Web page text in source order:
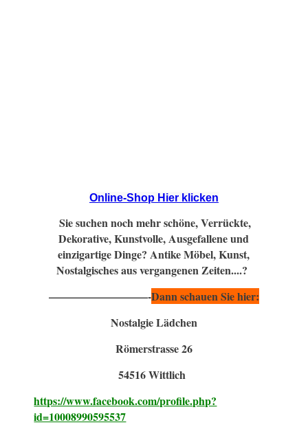
Online-Shop Hier klicken
Sie suchen noch mehr schöne, Verrückte,
Dekorative, Kunstvolle, Ausgefallene und
einzigartige Dinge? Antike Möbel, Kunst,
Nostalgisches aus vergangenen Zeiten....?
—————————-Dann schauen Sie hier:
Nostalgie Lädchen
Römerstrasse 26
54516 Wittlich
https://www.facebook.com/profile.php?
id=10008990595537